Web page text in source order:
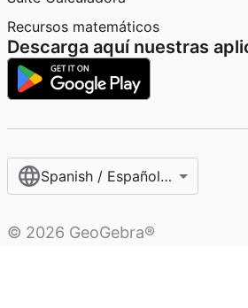
Recursos matemáticos
Descarga aquí nuestras
Spanish / Español
© 2026 GeoGebra®